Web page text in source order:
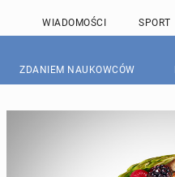
WIADOMOŚCI SPORT
ZDANIEM NAUKOWCÓW